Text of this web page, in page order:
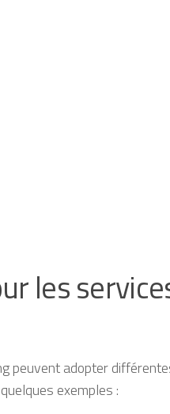
les
peuvent adopter
exemples :